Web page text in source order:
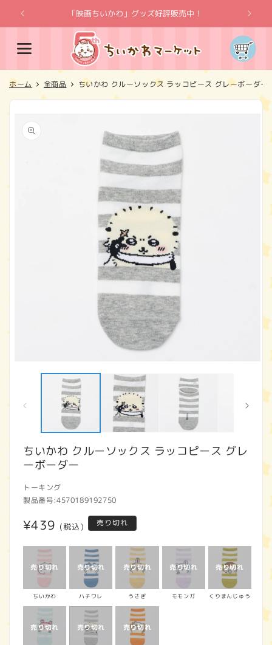
ンツに
進む
「映画ちいかわ」グッズ好評販売中！
カ
ー
ト
ホーム 全商品 ちいかわ クルーソックス ラッコピース グレーボーダー
報にス
キップ
ちいかわ クルーソックス ラッコピース グレ
ーボーダー
トーキング
製品番号:4570189192750
通
常
価
¥439 (税込) 売り切れ
ちいかわ ハチワレ うさぎ モモンガ くりまんじゅう